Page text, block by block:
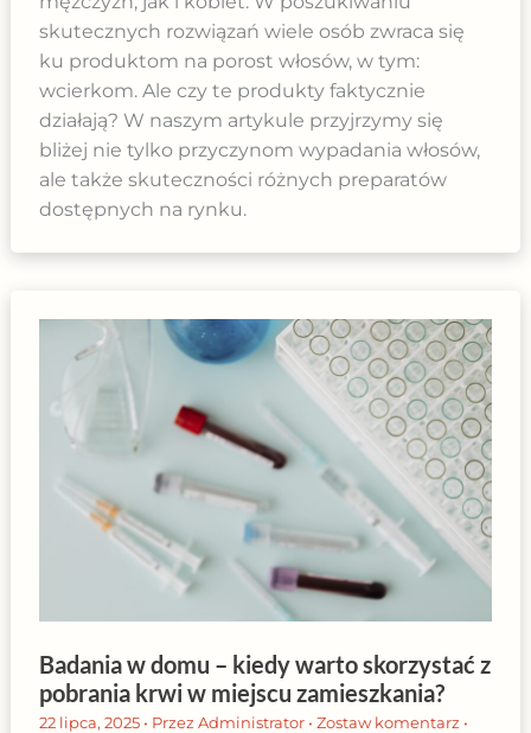
skutecznych rozwiązań wiele osób zwraca się
ku produktom na porost włosów, w tym:
wcierkom. Ale czy te produkty faktycznie
działają? W naszym artykule przyjrzymy się
bliżej nie tylko przyczynom wypadania włosów,
ale także skuteczności różnych preparatów
dostępnych na rynku.
Badania w domu – kiedy warto skorzystać z
pobrania krwi w miejscu zamieszkania?
22 lipca, 2025 • Przez Administrator • Zostaw komentarz •